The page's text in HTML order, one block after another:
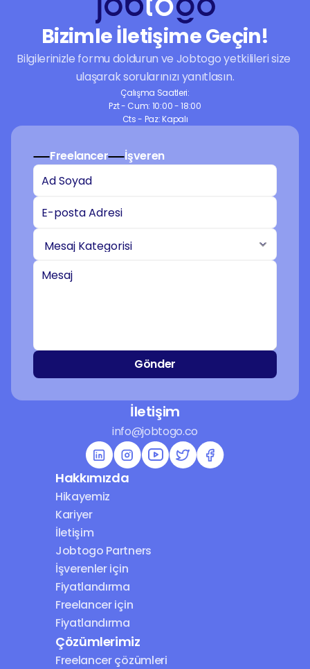
Bizimle İletişime Geçin!
Bilgilerinizle formu doldurun ve Jobtogo yetkilileri size
ulaşarak sorularınızı yanıtlasın.
Çalışma Saatleri:
Pzt - Cum: 10:00 - 18:00
Cts - Paz: Kapalı
Freelancer İşveren
Gönder
İletişim
info@jobtogo.co
Hakkımızda
Hikayemiz
Kariyer
İletişim
Jobtogo Partners
İşverenler için
Fiyatlandırma
Freelancer için
Fiyatlandırma
Çözümlerimiz
Freelancer çözümleri